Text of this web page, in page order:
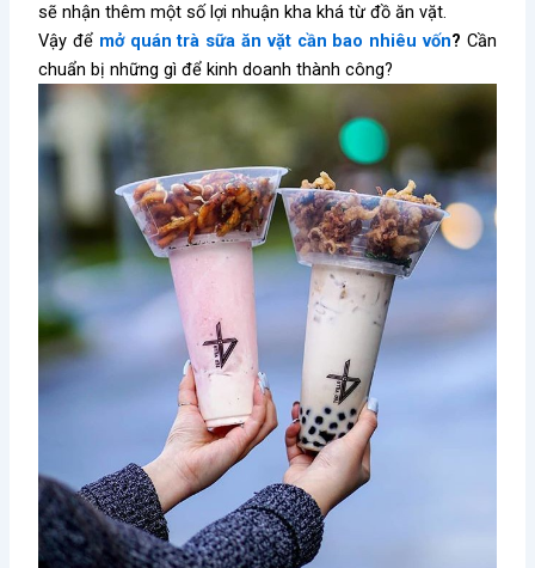
sẽ nhận thêm một số lợi nhuận kha khá từ đồ ăn vặt.
Vậy để mở quán trà sữa ăn vặt cần bao nhiêu vốn? Cần
chuẩn bị những gì để kinh doanh thành công?